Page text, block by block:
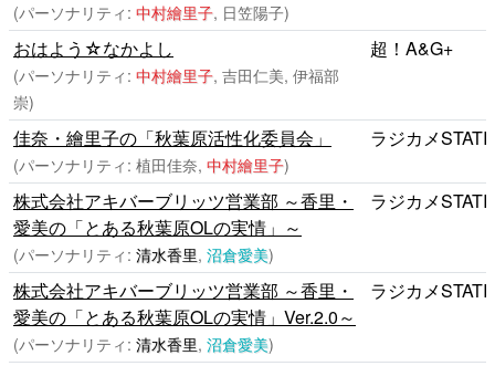
(パーソナリティ: 中村繪里子, 日笠陽子)
おはよう☆なかよし
(パーソナリティ: 中村繪里子, 吉田仁美, 伊福部
崇)
超！A&G+
佳奈・繪里子の「秋葉原活性化委員会」
(パーソナリティ: 植田佳奈, 中村繪里子)
ラジカメ
株式会社アキバーブリッツ営業部 ～香里・
愛美の「とある秋葉原OLの実情」～
(パーソナリティ: 清水香里, 沼倉愛美)
ラジカメ
株式会社アキバーブリッツ営業部 ～香里・
愛美の「とある秋葉原OLの実情」Ver.2.0～
(パーソナリティ: 清水香里, 沼倉愛美)
ラジカメ